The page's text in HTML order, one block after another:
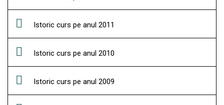
Istoric curs pe anul 2011
Istoric curs pe anul 2010
Istoric curs pe anul 2009